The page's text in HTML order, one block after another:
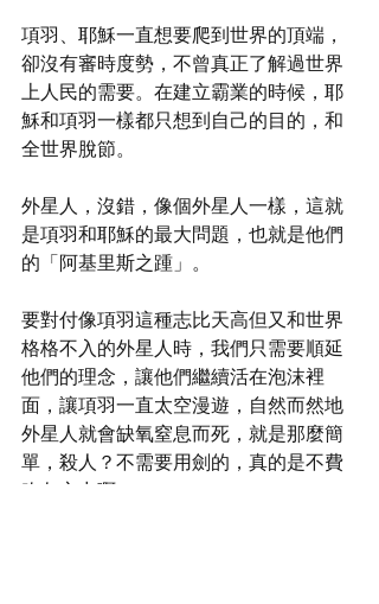
項羽、耶穌一直想要爬到世界的頂端，
卻沒有審時度勢，不曾真正了解過世界
上人民的需要。在建立霸業的時候，耶
穌和項羽一樣都只想到自己的目的，和
全世界脫節。
外星人，沒錯，像個外星人一樣，這就
是項羽和耶穌的最大問題，也就是他們
的「阿基里斯之踵」。
要對付像項羽這種志比天高但又和世界
格格不入的外星人時，我們只需要順延
他們的理念，讓他們繼續活在泡沫裡
面，讓項羽一直太空漫遊，自然而然地
外星人就會缺氧窒息而死，就是那麼簡
單，殺人？不需要用劍的，真的是不費
吹灰之力啊！